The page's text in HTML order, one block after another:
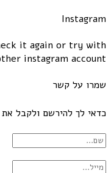
Instagram
it again or try with
instagram account.
שמרו על קשר
כדאי לך להירשם ולקבל את